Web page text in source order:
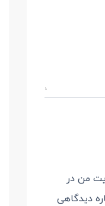
من در
دیدگاهی